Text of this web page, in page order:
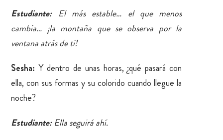
Estudiante: El más estable… el que menos
cambia… ¡la montaña que se observa por la
ventana atrás de ti!
Sesha:Y dentro de unas horas, ¿qué pasará con
ella, con sus formas y su colorido cuando llegue la
noche?
Estudiante:Ella seguirá ahí.